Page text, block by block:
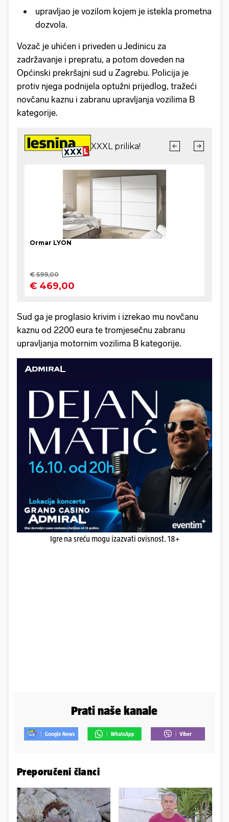
upravljao je vozilom kojem je istekla prometna
dozvola.
Vozač je uhićen i priveden u Jedinicu za
zadržavanje i prepratu, a potom doveden na
Općinski prekršajni sud u Zagrebu. Policija je
protiv njega podnijela optužni prijedlog, tražeći
novčanu kaznu i zabranu upravljanja vozilima B
kategorije.
Sud ga je proglasio krivim i izrekao mu novčanu
kaznu od 2200 eura te tromjesečnu zabranu
upravljanja motornim vozilima B kategorije.
Igre na sreću mogu izazvati ovisnost. 18+
Prati naše kanale
Preporučeni članci